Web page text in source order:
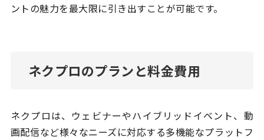
ントの魅力を最大限に引き出すことが可能です。
ネクプロのプランと料金費用
ネクプロは、ウェビナーやハイブリッドイベント、動
画配信など様々なニーズに対応する多機能なプラットフ